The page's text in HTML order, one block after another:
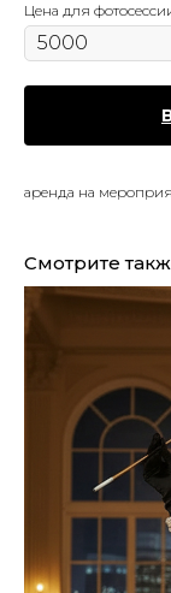
Цена для
аренда на
Смотрите